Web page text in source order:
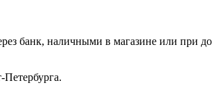
банк, наличными в магазине или при